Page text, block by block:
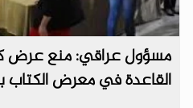
مسؤول عراقي: منع عرض
القاعدة في معرض